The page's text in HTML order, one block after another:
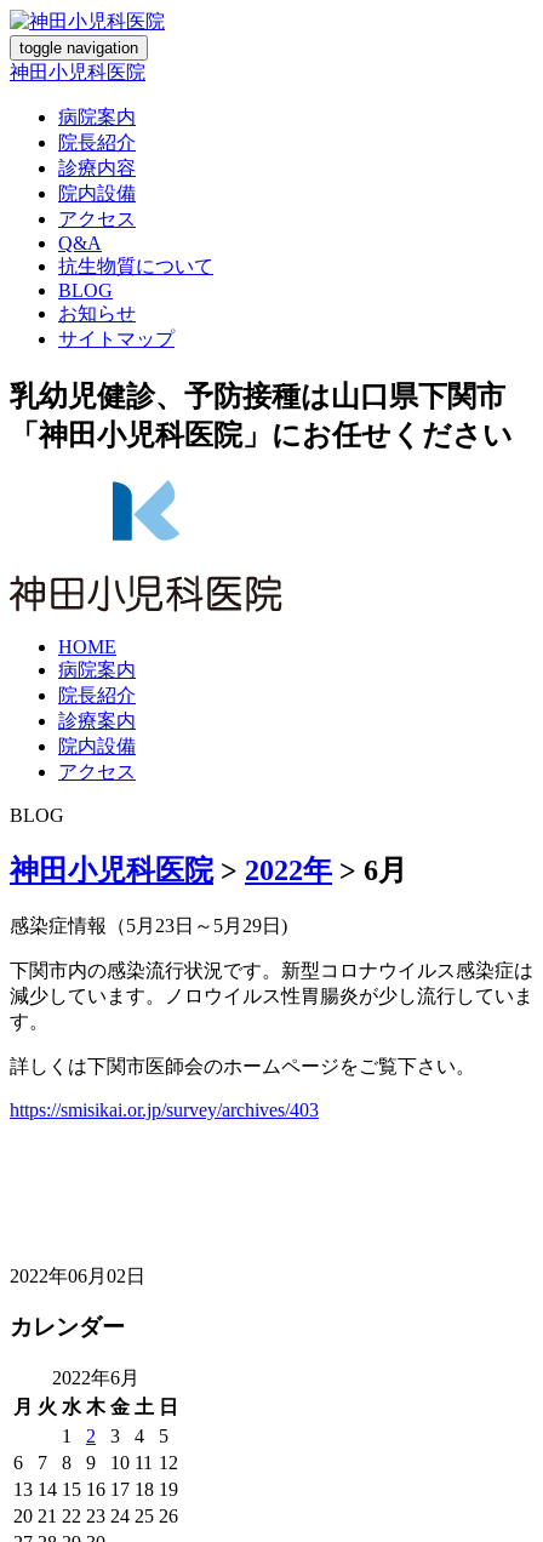
toggle navigation
神田小児科医院
病院案内
院長紹介
診療内容
院内設備
アクセス
Q&A
抗生物質について
BLOG
お知らせ
サイトマップ
乳幼児健診、予防接種は山口県下関市
「神田小児科医院」にお任せください
HOME
病院案内
院長紹介
診療案内
院内設備
アクセス
BLOG
神田小児科医院> 2022年 > 6月
感染症情報（5月23日～5月29日)
下関市内の感染流行状況です。新型コロナウイルス感染症は
減少しています。ノロウイルス性胃腸炎が少し流行していま
す。
詳しくは下関市医師会のホームページをご覧下さい。
https://smisikai.or.jp/survey/archives/403
2022年06月02日
カレンダー
2022年6月
月 火 水 木 金 土 日
1 2 3 4
5
6
7 8 9 10 11 12
13 14 15 16 17 18 19
20 21 22 23 24 25 26